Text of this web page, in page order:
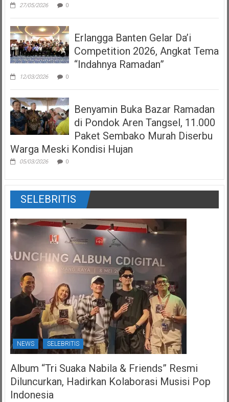
27/05/2026 0
Erlangga Banten Gelar Da’i
Competition 2026, Angkat Tema
“Indahnya Ramadan”
12/03/2026 0
Benyamin Buka Bazar Ramadan
di Pondok Aren Tangsel, 11.000
Paket Sembako Murah Diserbu
Warga Meski Kondisi Hujan
05/03/2026 0
SELEBRITIS
NEWS SELEBRITIS
Album “Tri Suaka Nabila & Friends” Resmi
Diluncurkan, Hadirkan Kolaborasi Musisi Pop
Indonesia